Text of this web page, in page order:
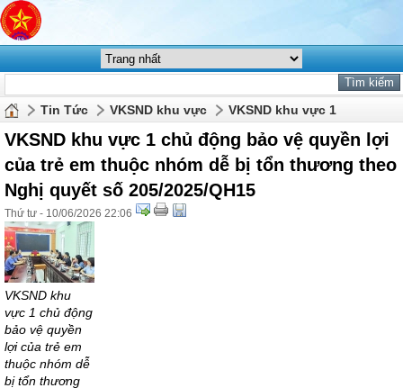
Tin Tức VKSND khu vực VKSND khu vực 1
VKSND khu vực 1 chủ động bảo vệ quyền lợi
của trẻ em thuộc nhóm dễ bị tổn thương theo
Nghị quyết số 205/2025/QH15
Thứ tư - 10/06/2026 22:06
VKSND khu
vực 1 chủ động
bảo vệ quyền
lợi của trẻ em
thuộc nhóm dễ
bị tổn thương